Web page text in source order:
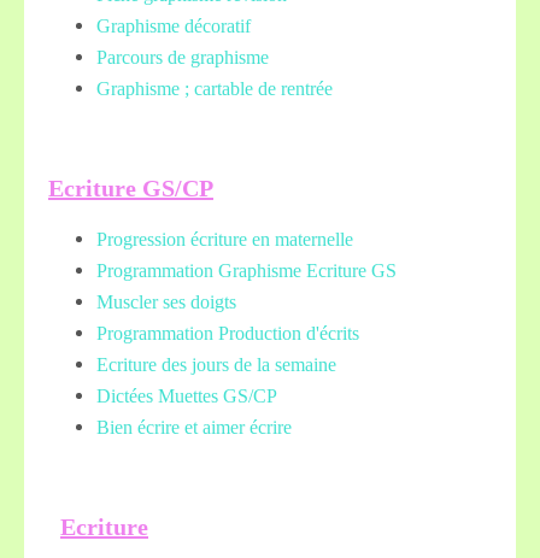
Graphisme décoratif
Parcours de graphisme
Graphisme ; cartable de rentrée
Ecriture GS/CP
Progression écriture en maternelle
Programmation Graphisme Ecriture GS
Muscler ses doigts
Programmation Production d'écrits
Ecriture des jours de la semaine
Dictées Muettes GS/CP
Bien écrire et aimer écrire
Ecriture